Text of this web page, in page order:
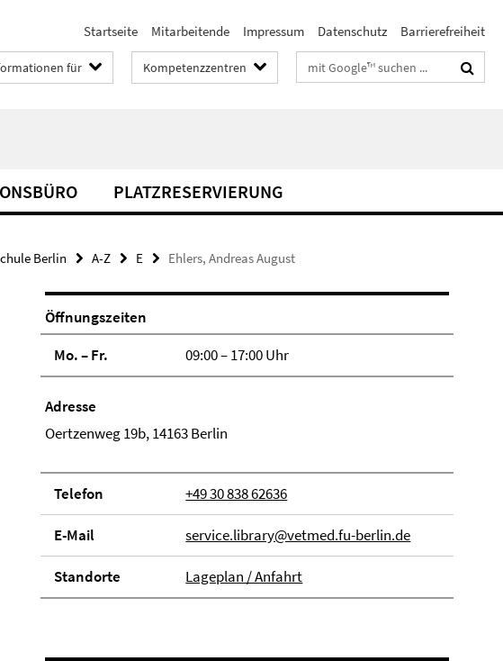
Startseite Mitarbeitende Impressum Datenschutz Barrierefreiheit
für Kompetenzzentren Suchbegriffe
PLATZRESERVIERUNG
Berlin A-Z E Ehlers, Andreas August
Öffnungszeiten
Mo. – Fr.
09:00 – 17:00 Uhr
Adresse
Oertzenweg 19b, 14163 Berlin
Telefon +49 30 838 62636
E-Mail service.library@vetmed.fu-berlin.de
Stand­orte Lageplan / Anfahrt